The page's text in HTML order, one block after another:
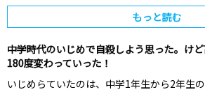
もっと読む
中学時代のいじめで自殺しよう思った。け
180度変わっていった！
いじめらていたのは、中学1年生から2年生